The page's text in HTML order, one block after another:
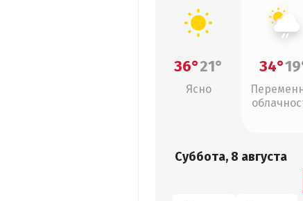
36°21°
Ясно
34°
Суббота, 8 августа